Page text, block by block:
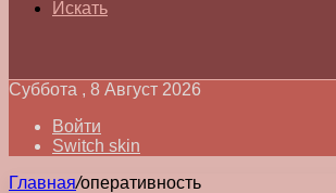
Искать
Суббота , 8 Август 2026
Войти
Switch skin
Главная/оперативность